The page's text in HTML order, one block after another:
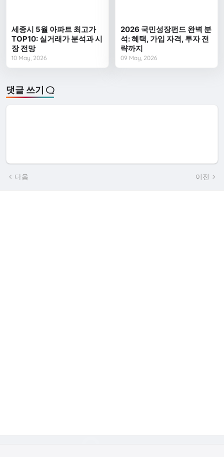
세종시 5월 아파트 최고가
TOP10: 실거래가 분석과 시
장 전망
10 May, 2026
2026 국민성장펀드 완벽 분
석: 혜택, 가입 자격, 투자 전
략까지
09 May, 2026
댓글 쓰기
다음 이전